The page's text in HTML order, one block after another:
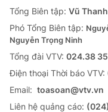
Tổng Biên tập: Vũ
Phó Tổng Biên tập:
Nguyễn Trọng Ninh
Tổng đài VTV: 024.38
Ðiện thoại Thời báo VTV:
Email: toasoan@vtv.vn
Liên hệ quảng cáo: